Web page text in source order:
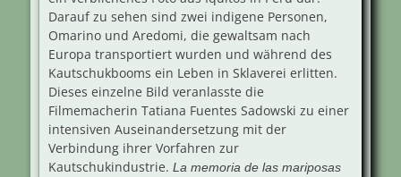
Darauf zu sehen sind zwei indigene Personen,
Omarino und Aredomi, die gewaltsam nach
Europa transportiert wurden und während des
Kautschukbooms ein Leben in Sklaverei erlitten.
Dieses einzelne Bild veranlasste die
Filmemacherin Tatiana Fuentes Sadowski zu einer
intensiven Auseinandersetzung mit der
Verbindung ihrer Vorfahren zur
Kautschukindustrie. La memoria de las mariposas